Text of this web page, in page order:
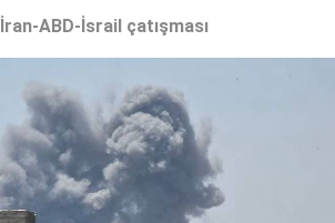
İran-ABD-İsrail çatışması